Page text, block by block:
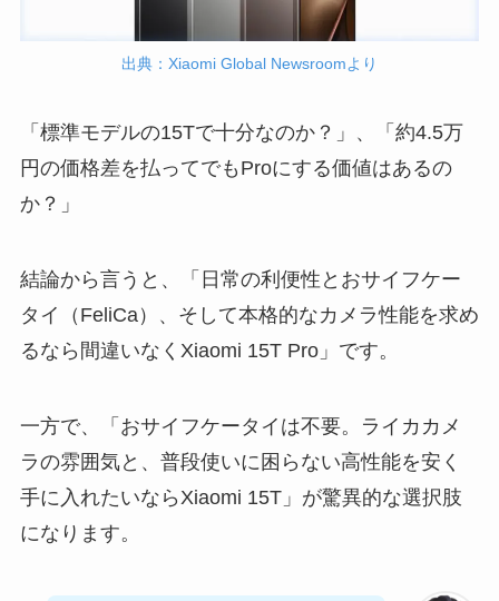
出典：Xiaomi Global Newsroomより
「標準モデルの15Tで十分なのか？」、「約4.5万
円の価格差を払ってでもProにする価値はあるの
か？」
結論から言うと、「日常の利便性とおサイフケー
タイ（FeliCa）、そして本格的なカメラ性能を求め
るなら間違いなくXiaomi 15T Pro」です。
一方で、「おサイフケータイは不要。ライカカメ
ラの雰囲気と、普段使いに困らない高性能を安く
手に入れたいならXiaomi 15T」が驚異的な選択肢
になります。